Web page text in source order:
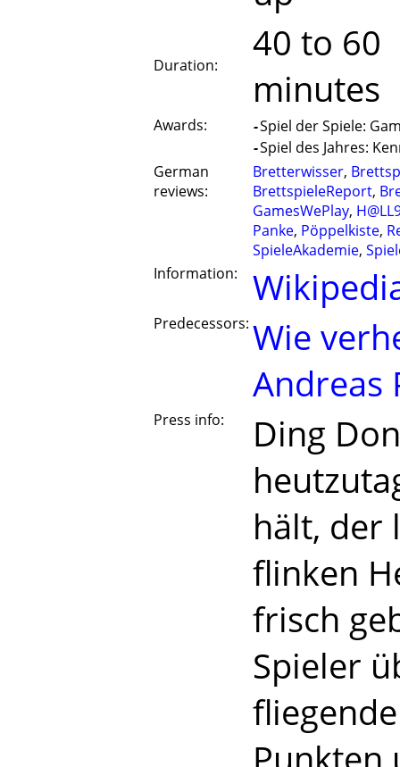
Duration:
40 to 60
minutes
Awards: -Spiel der Spiele:
-Spiel des Jahres:
German
reviews:
Bretterwisser,
BrettspieleReport,
GamesWePlay,
Panke, Pöppelkiste,
SpieleAkademie,
Information:
Predecessors: Wie
Andreas
Press info:
Ding
hält, der
flinken
frisch
Spieler